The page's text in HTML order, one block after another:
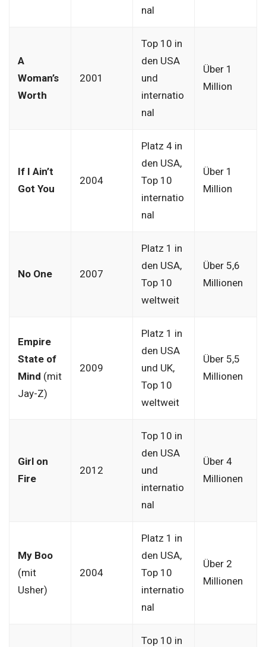
nal
A
Woman’s
Worth
2001
Top 10 in
den USA
und
internatio
nal
Über 1
Million
If I Ain’t
Got You
2004
Platz 4 in
den USA,
Top 10
internatio
nal
Über 1
Million
No One 2007
Platz 1 in
den USA,
Top 10
weltweit
Über 5,6
Millionen
Empire
State of
Mind (mit
Jay-Z)
2009
Platz 1 in
den USA
und UK,
Top 10
weltweit
Über 5,5
Millionen
Girl on
Fire
2012
Top 10 in
den USA
und
internatio
nal
Über 4
Millionen
My Boo
(mit
Usher)
2004
Platz 1 in
den USA,
Top 10
internatio
nal
Über 2
Millionen
Top 10 in